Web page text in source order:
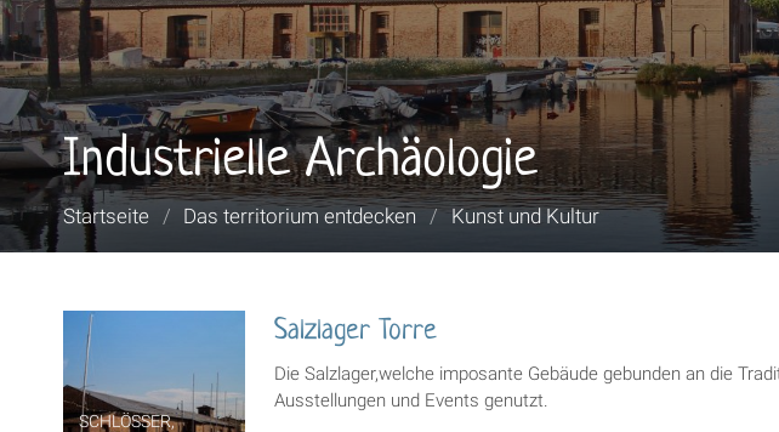
Industrielle Archäologie
Sie
sind
Startseite / Das territorium entdecken / Kunst und Kultur
SCHLÖSSER,
Salzlager Torre
Die Salzlager,welche imposante Gebäude gebunden an die
Ausstellungen und Events genutzt.